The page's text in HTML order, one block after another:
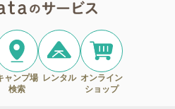
ャンプ場
検索
レンタル オンライン
ショップ